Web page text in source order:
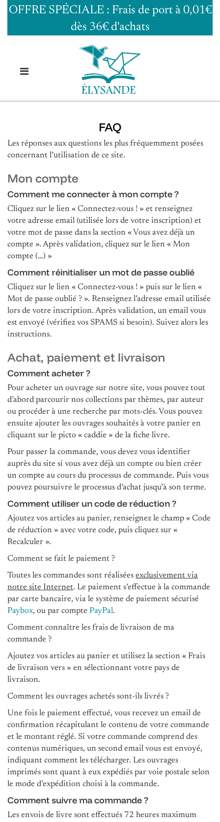
OFFRE SPÉCIALE : Frais de port à 0,01€
dès 36€ d'achats
FAQ
Les réponses aux questions les plus fréquemment posées
concernant l’utilisation de ce site.
Mon compte
Comment me connecter à mon compte ?
Cliquez sur le lien « Connectez-vous ! » et renseignez
votre adresse email (utilisée lors de votre inscription) et
votre mot de passe dans la section « Vous avez déjà un
compte ». Après validation, cliquez sur le lien « Mon
compte (…) »
Comment réinitialiser un mot de passe oublié
Cliquez sur le lien « Connectez-vous ! » puis sur le lien «
Mot de passe oublié ? ». Renseignez l’adresse email utilisée
lors de votre inscription. Après validation, un email vous
est envoyé (vérifiez vos SPAMS si besoin). Suivez alors les
instructions.
Achat, paiement et livraison
Comment acheter ?
Pour acheter un ouvrage sur notre site, vous pouvez tout
d’abord parcourir nos collections par thèmes, par auteur
ou procéder à une recherche par mots-clés. Vous pouvez
ensuite ajouter les ouvrages souhaités à votre panier en
cliquant sur le picto « caddie » de la fiche livre.
Pour passer la commande, vous devez vous identifier
auprès du site si vous avez déjà un compte ou bien créer
un compte au cours du processus de commande. Puis vous
pouvez poursuivre le processus d’achat jusqu’à son terme.
Comment utiliser un code de réduction ?
Ajoutez vos articles au panier, renseignez le champ « Code
de réduction » avec votre code, puis cliquez sur «
Recalculer ».
Comment se fait le paiement ?
Toutes les commandes sont réalisées exclusivement via
notre site Internet. Le paiement s’effectue à la commande
par carte bancaire, via le système de paiement sécurisé
Paybox, ou par compte PayPal.
Comment connaître les frais de livraison de ma
commande ?
Ajoutez vos articles au panier et utilisez la section « Frais
de livraison vers » en sélectionnant votre pays de
livraison.
Comment les ouvrages achetés sont-ils livrés ?
Une fois le paiement effectué, vous recevez un email de
confirmation récapitulant le contenu de votre commande
et le montant réglé. Si votre commande comprend des
contenus numériques, un second email vous est envoyé,
indiquant comment les télécharger. Les ouvrages
imprimés sont quant à eux expédiés par voie postale selon
le mode d’expédition choisi à la commande.
Comment suivre ma commande ?
Les envois de livre sont effectués 72 heures maximum